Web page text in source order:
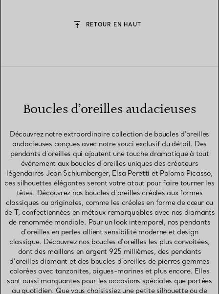
RETOUR EN HAUT
Boucles d’oreilles audacieuses
Découvrez notre extraordinaire collection de boucles d’oreilles
audacieuses conçues avec notre souci exclusif du détail. Des
pendants d’oreilles qui ajoutent une touche dramatique à tout
événement aux boucles d’oreilles uniques des créateurs
légendaires Jean Schlumberger, Elsa Peretti et Paloma Picasso,
ces silhouettes élégantes seront votre atout pour faire tourner les
têtes. Découvrez nos boucles d’oreilles créoles aux formes
classiques ou originales, comme les créoles en forme de cœur ou
de T, confectionnées en métaux remarquables avec nos diamants
de renommée mondiale. Pour un look intemporel, nos pendants
d’oreilles en perles allient sensibilité moderne et design
classique. Découvrez nos boucles d’oreilles les plus convoitées,
dont des maillons en argent 925 millièmes, des pendants
d’oreilles diamant et des boucles d’oreilles de pierres gemmes
colorées avec tanzanites, aigues-marines et plus encore. Elles
sont aussi marquantes pour les occasions spéciales que portées
au quotidien. Que vous choisissiez une petite silhouette ou de